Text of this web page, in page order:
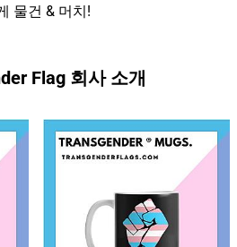
물건 & 머치!
Flag 회사 소개